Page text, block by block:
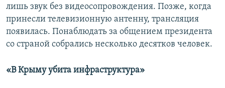
лишь звук без видеосопровождения. Позже, когда
принесли телевизионную антенну, трансляция
появилась. Понаблюдать за общением президента
со страной собрались несколько десятков человек.
«В Крыму убита инфраструктура»